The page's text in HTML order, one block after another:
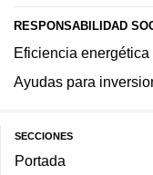
RESPONSABILIDAD
Eficiencia energética
Ayudas para
SECCIONES
Portada